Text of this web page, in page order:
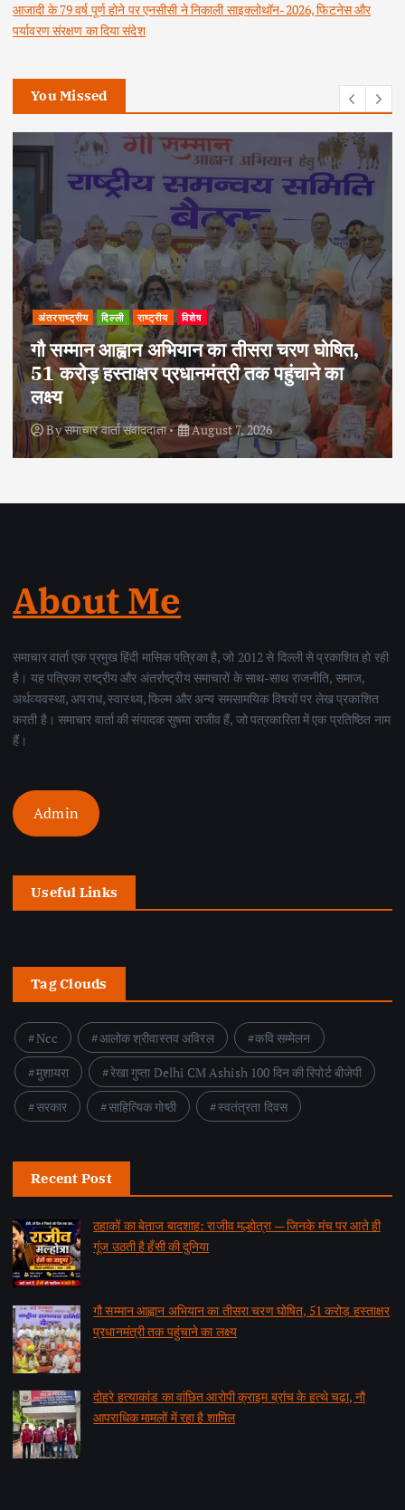
आजादी के 79 वर्ष पूर्ण होने पर एनसीसी ने निकाली साइक्लोथॉन-2026, फिटनेस और
पर्यावरण संरक्षण का दिया संदेश
You Missed
अपराध दिल्ली राष्ट्रीय
दोहरे हत्याकांड का वांछित आरोपी क्राइम ब्रांच के
हत्थे चढ़ा, नौ आपराधिक मामलों में रहा है शामिल
Byसमाचार वार्ता संवाददाता August 6, 2026
About Me
समाचार वार्ता एक प्रमुख हिंदी मासिक पत्रिका है, जो 2012 से दिल्ली से प्रकाशित हो रही
है। यह पत्रिका राष्ट्रीय और अंतर्राष्ट्रीय समाचारों के साथ-साथ राजनीति, समाज,
अर्थव्यवस्था, अपराध, स्वास्थ्य, फिल्म और अन्य समसामयिक विषयों पर लेख प्रकाशित
करती है। समाचार वार्ता की संपादक सुषमा राजीव हैं, जो पत्रकारिता में एक प्रतिष्ठित नाम
हैं।
Admin
Useful Links
Tag Clouds
Ncc आलोक श्रीवास्तव अविरल
कवि सम्मेलन
मुशायरा
रेखा गुप्ता Delhi CM Ashish 100 दिन की रिपोर्ट बीजेपी
सरकार
साहित्यिक गोष्ठी स्वतंत्रता दिवस
Recent Post
ठहाकों का बेताज बादशाह: राजीव मल्होत्रा — जिनके मंच पर आते ही
गूंज उठती है हँसी की दुनिया
गौ सम्मान आह्वान अभियान का तीसरा चरण घोषित, 51 करोड़ हस्ताक्षर
प्रधानमंत्री तक पहुंचाने का लक्ष्य
दोहरे हत्याकांड का वांछित आरोपी क्राइम ब्रांच के हत्थे चढ़ा, नौ
आपराधिक मामलों में रहा है शामिल